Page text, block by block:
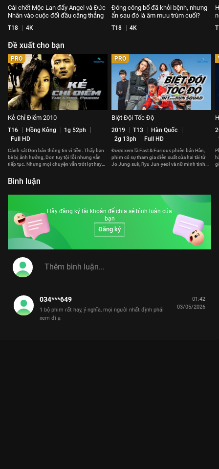
Cái chết Mộc Lan đẩy Angel và Đức
Nhân vào cuộc đối đầu căng thẳng
T18 4K
Đông công bố đã khỏi bệnh, nhưng
ẩn sau đó là âm mưu trùm cuối?
T18 4K
Đề xuất cho bạn
PRO
Kẻ Chỉ Điểm 2010
T16 Hồng Kông
1g 52ph
Full HD
Cảnh sát Don bán thông tin vì tiền. Thấy bạn
bè bị ảnh hưởng, Don tuy tội lỗi nhưng vẫn
tiếp tục. Nhưng mọi chuyện vẫn trót lọt hay
PRO
Biệt Đội Tốc Độ
2019 T13
Hàn Quốc
2g 13ph
Full HD
Được xem là Fast & Furious phiên bản Hàn,
phim có sự tham gia diễn xuất của hai tài tử
Jo Jung-suk, Ryu Jun-yeol và nữ minh tinh
Bình luận
Hãy đăng ký tài khoản để chia sẻ bình luận của
bạn
Đăng ký
034***649
1 bộ phim rất hay, ý nghĩa, mọi người nhất định phải
xem đi ạ
01:42
03/05/2026